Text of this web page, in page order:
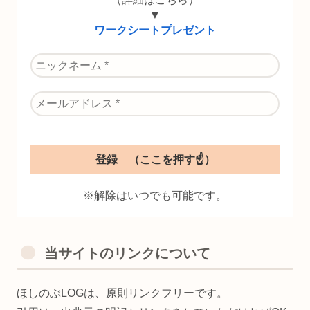
▼
ワークシートプレゼント
※解除はいつでも可能です。
当サイトのリンクについて
ほしのぶLOGは、原則リンクフリーです。